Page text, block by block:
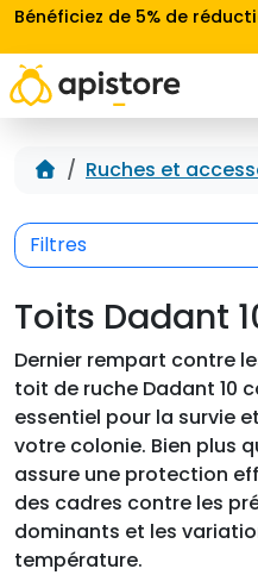
Aller au contenu
Bénéficiez de 5% de
Accueil
Ruches et
Filtres
Toits Dadant
Dernier rempart contre
toit de ruche Dadant 10
essentiel pour la survie
votre colonie. Bien plus
assure une protection
des cadres contre les
dominants et les
température.